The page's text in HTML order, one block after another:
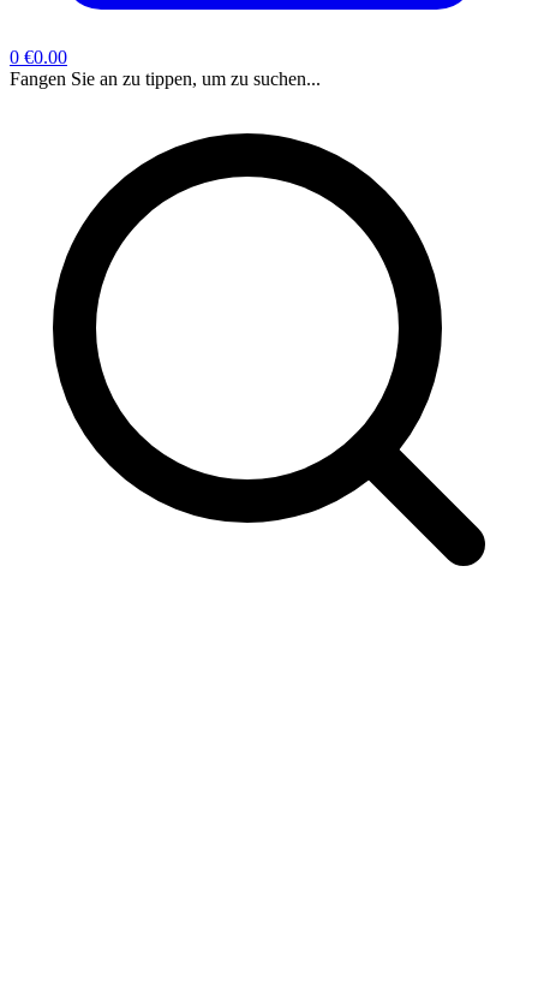
0 €0.00
Fangen Sie an zu tippen, um zu suchen...